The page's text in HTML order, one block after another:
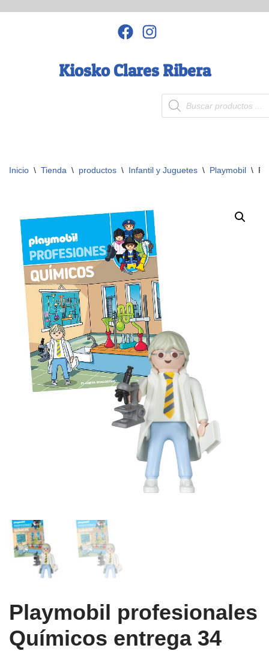
Kiosko Clares Ribera
Inicio \ Tienda \ productos \ Infantil y Juguetes \ Playmobil \
Playmobil profesionales
Químicos entrega 34